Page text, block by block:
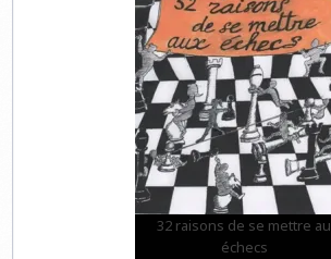
32 raisons de se mettre au
échecs